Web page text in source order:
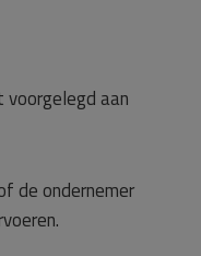
aan
de ondernemer